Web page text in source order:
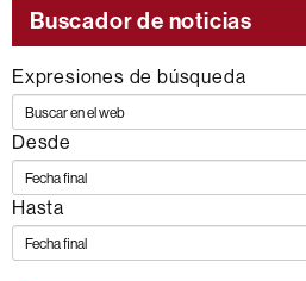
de
los
siguientes
ODS
Buscador de noticias
Expresiones de búsqueda
Desde
Hasta